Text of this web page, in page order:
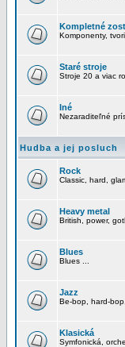
Kompletné
Komponenty,
Staré stroje
Stroje 20 a viac
Iné
Nezaraditeľné
Hudba a jej posluch
Rock
Classic, hard,
Heavy metal
British, power,
Blues
Blues ...
Jazz
Be-bop, hard-
Klasická
Symfonická,